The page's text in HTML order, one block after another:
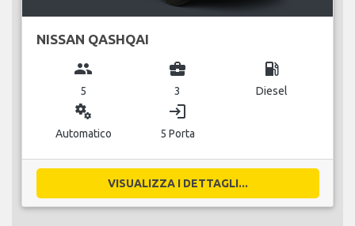
NISSAN QASHQAI
group
5
business_center
3
local_gas_station
Diesel
miscellaneous_services
Automatico
login
5 Porta
VISUALIZZA I DETTAGLI...